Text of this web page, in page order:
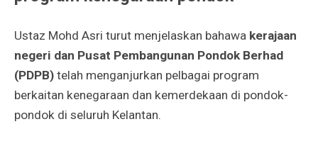
Ustaz Mohd Asri turut menjelaskan bahawa kerajaan
negeri dan Pusat Pembangunan Pondok Berhad
(PDPB) telah menganjurkan pelbagai program
berkaitan kenegaraan dan kemerdekaan di pondok-
pondok di seluruh Kelantan.